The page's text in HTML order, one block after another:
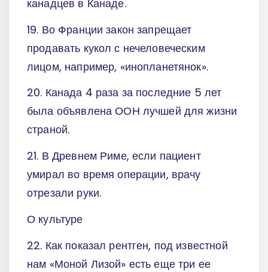
канадцев в Канаде.
19. Во Франции закон запрещает
продавать кукол с нечеловеческим
лицом, например, «инопланетянок».
20. Канада 4 раза за последние 5 лет
была объявлена ООН лучшей для жизни
страной.
21. В Древнем Риме, если пациент
умирал во время операции, врачу
отрезали руки.
О культуре
22. Как показал рентген, под известной
нам «Моной Лизой» есть еще три ее